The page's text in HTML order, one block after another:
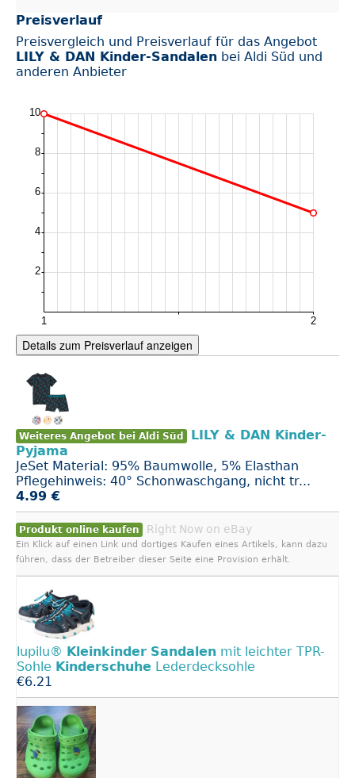
Preisverlauf
Preisvergleich und Preisverlauf für das Angebot
LILY & DAN Kinder-Sandalen bei Aldi Süd und
anderen Anbieter
Details zum Preisverlauf anzeigen
Weiteres Angebot bei Aldi Süd
LILY & DAN Kinder-
Pyjama
JeSet Material: 95% Baumwolle, 5% Elasthan
Pflegehinweis: 40° Schonwaschgang, nicht tr...
4.99 €
Produkt online kaufen Right Now on eBay
Ein Klick auf einen Link und dortiges Kaufen eines Artikels, kann dazu
führen, dass der Betreiber dieser Seite eine Provision erhält.
lupilu® Kleinkinder Sandalen mit leichter TPR-
Sohle Kinderschuhe Lederdecksohle
€6.21